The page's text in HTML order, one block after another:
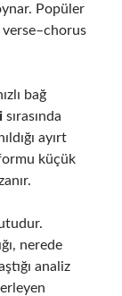
Popüler
bağ
sırasında
ayırt
küçük
nerede
analiz